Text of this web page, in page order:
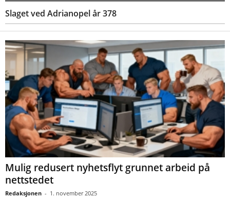
Slaget ved Adrianopel år 378
Mulig redusert nyhetsflyt grunnet arbeid på
nettstedet
Redaksjonen - 1. november 2025